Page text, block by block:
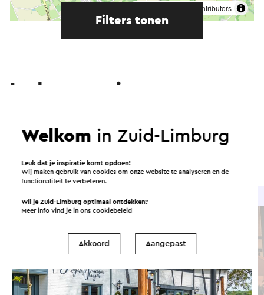
contributors
Filters tonen
In de omgeving
Eten en drinken Attracties
Welkom in Zuid-Limburg
Leuk dat je inspiratie komt opdoen!
Wij maken gebruik van cookies om onze website te analyseren en de
functionaliteit te verbeteren.
Wil je Zuid-Limburg optimaal ontdekken?
Meer info vind je in onscookiebeleid
Akkoord Aangepast